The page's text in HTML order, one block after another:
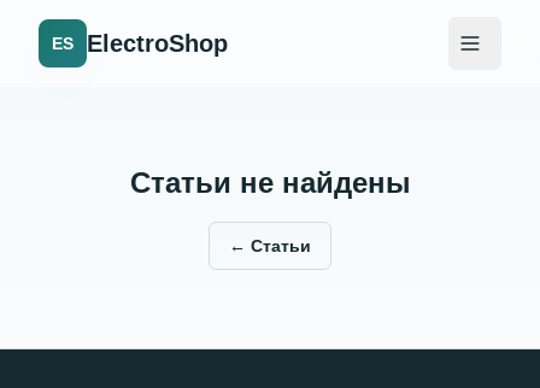
ES ElectroShop
Статьи не найдены
← Статьи